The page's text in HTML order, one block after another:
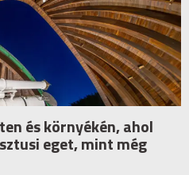
és környékén, ahol
eget, mint még